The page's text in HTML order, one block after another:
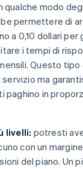
qualche modo
permettere di
a 0,10 dollari per
i tempi di
Questo
ma
paghino in
livelli: potresti
con un
del piano. Un